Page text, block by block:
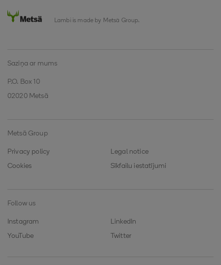
Lambi is made by Metsä Group.
Saziņa ar mums
P.O. Box 10
02020 Metsä
Metsä Group
Privacy policy
Legal notice
Cookies
Sīkfailu iestatījumi
Follow us
Instagram
LinkedIn
YouTube
Twitter